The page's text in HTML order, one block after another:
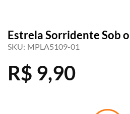
Estrela Sorridente Sob
SKU: MPLA5109-01
R$ 9,90